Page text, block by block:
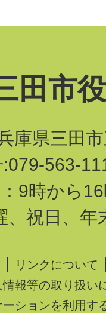
田市
県三田市
:079-563-
9時から
、祝日、年
リンクについて
情報等の取り扱い
ションを利用す